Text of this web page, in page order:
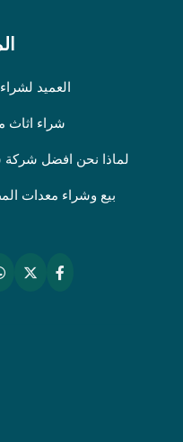
العميد
شراء اثاث
لماذا نحن افضل شركة
بيع وشراء معدات